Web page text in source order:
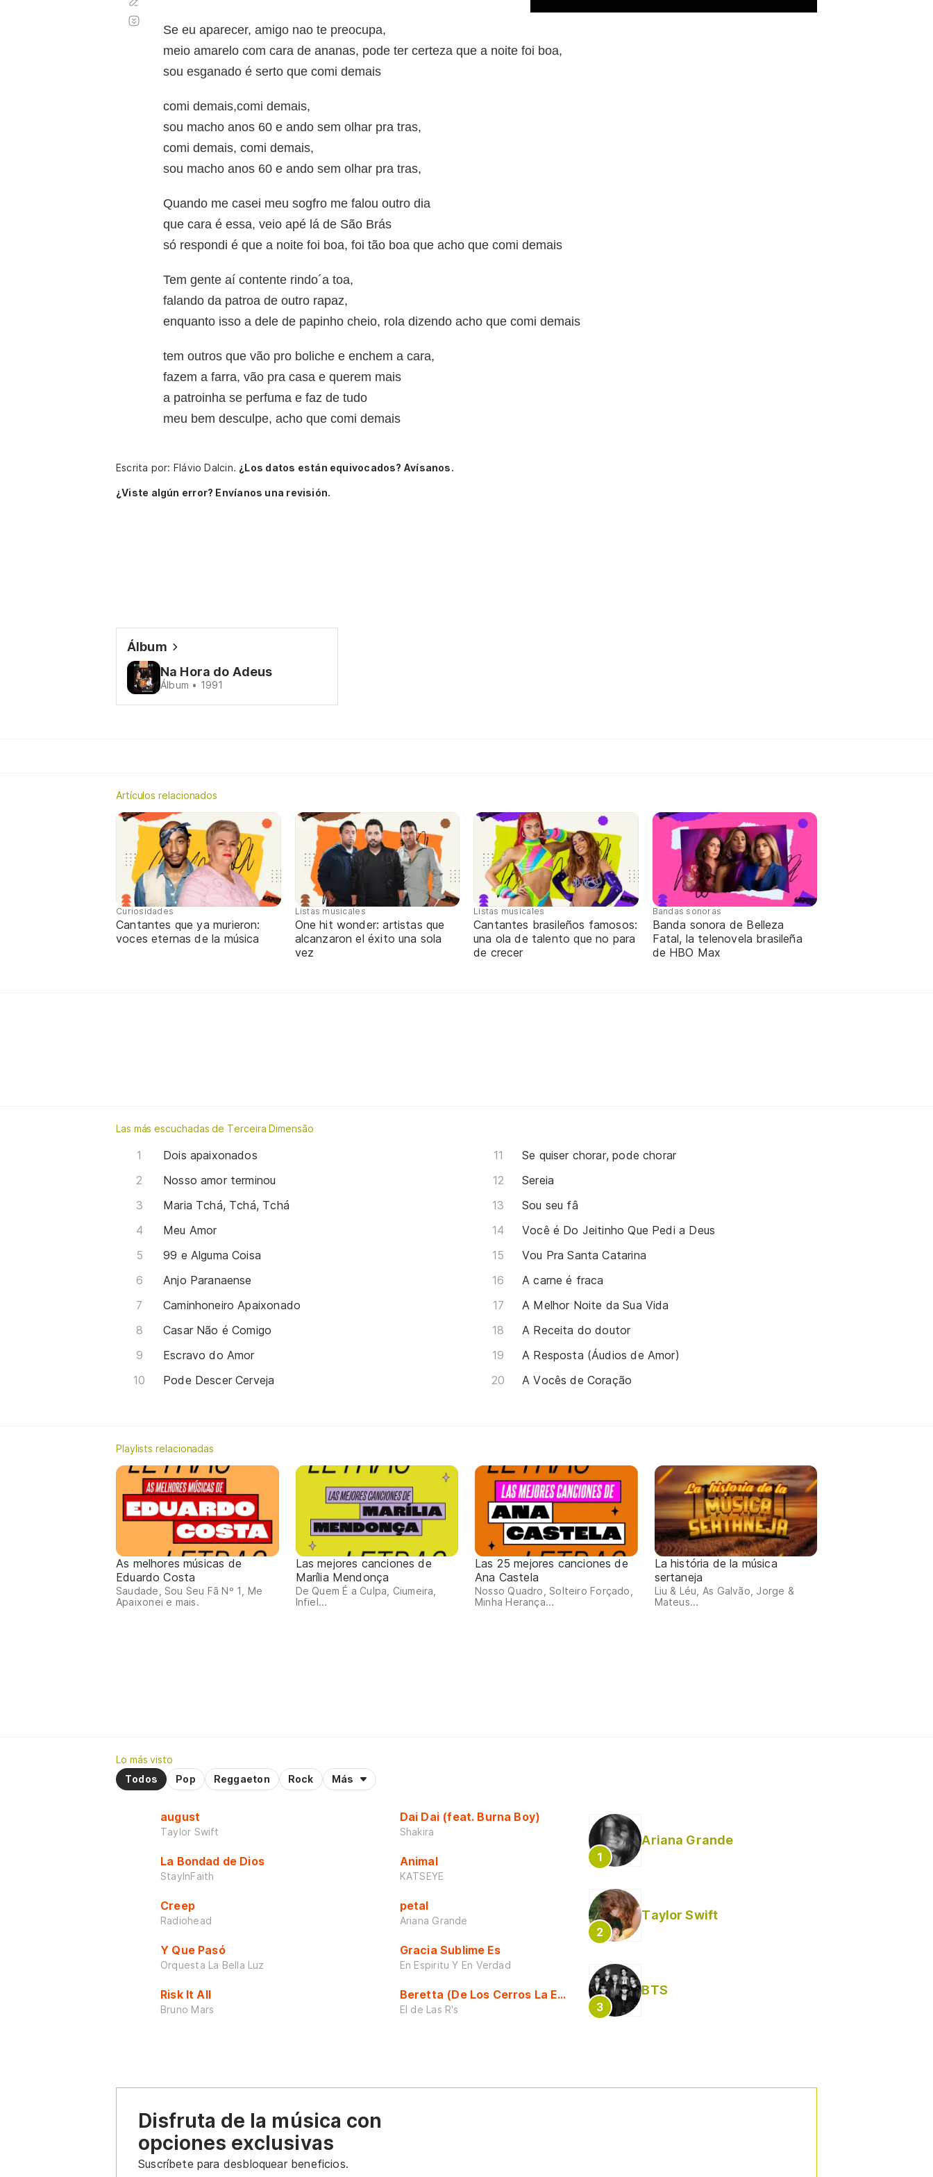
Se eu aparecer, amigo nao te preocupa,
meio amarelo com cara de ananas, pode ter certeza que a noite foi boa,
sou esganado é serto que comi demais
comi demais,comi demais,
sou macho anos 60 e ando sem olhar pra tras,
comi demais, comi demais,
sou macho anos 60 e ando sem olhar pra tras,
Quando me casei meu sogfro me falou outro dia
que cara é essa, veio apé lá de São Brás
só respondi é que a noite foi boa, foi tão boa que acho que comi demais
Tem gente aí contente rindo´a toa,
falando da patroa de outro rapaz,
enquanto isso a dele de papinho cheio, rola dizendo acho que comi demais
tem outros que vão pro boliche e enchem a cara,
fazem a farra, vão pra casa e querem mais
a patroinha se perfuma e faz de tudo
meu bem desculpe, acho que comi demais
automático
Escrita por: Flávio Dalcin. ¿Los datos están equivocados? Avísanos.
¿Viste algún error? Envíanos una revisión.
Álbum
Na Hora do Adeus
Álbum • 1991
Artículos relacionados
Curiosidades
Cantantes que ya murieron:
voces eternas de la música
Listas musicales
One hit wonder: artistas que
alcanzaron el éxito una sola
vez
Listas musicales
Cantantes brasileños famosos:
una ola de talento que no para
de crecer
Bandas sonoras
Banda sonora de Belleza
Fatal, la telenovela brasileña
de HBO Max
Las más escuchadas de Terceira Dimensão
Dois apaixonados
Nosso amor terminou
Maria Tchá, Tchá, Tchá
Meu Amor
99 e Alguma Coisa
Anjo Paranaense
Caminhoneiro Apaixonado
Casar Não é Comigo
Escravo do Amor
Pode Descer Cerveja
Se quiser chorar, pode chorar
Sereia
Sou seu fâ
Você é Do Jeitinho Que Pedi a Deus
Vou Pra Santa Catarina
A carne é fraca
A Melhor Noite da Sua Vida
A Receita do doutor
A Resposta (Áudios de Amor)
A Vocês de Coração
Playlists relacionadas
As melhores músicas de
Eduardo Costa
Saudade, Sou Seu Fã Nº 1, Me
Apaixonei e mais.
Las mejores canciones de
Marília Mendonça
De Quem É a Culpa, Ciumeira,
Infiel...
Las 25 mejores canciones de
Ana Castela
Nosso Quadro, Solteiro Forçado,
Minha Herança...
La história de la música
sertaneja
Liu & Léu, As Galvão, Jorge &
Mateus...
Lo más visto
Todos
Pop Reggaeton Rock Más
august
Taylor Swift
La Bondad de Dios
StayInFaith
Creep
Radiohead
Y Que Pasó
Orquesta La Bella Luz
Risk It All
Bruno Mars
Dai Dai (feat. Burna Boy)
Shakira
Animal
KATSEYE
petal
Ariana Grande
Gracia Sublime Es
En Espiritu Y En Verdad
Beretta (De Los Cerros La Escuela)
El de Las R's
Ariana Grande
Taylor Swift
BTS
Disfruta de la música con
opciones exclusivas
Suscríbete para desbloquear beneficios.